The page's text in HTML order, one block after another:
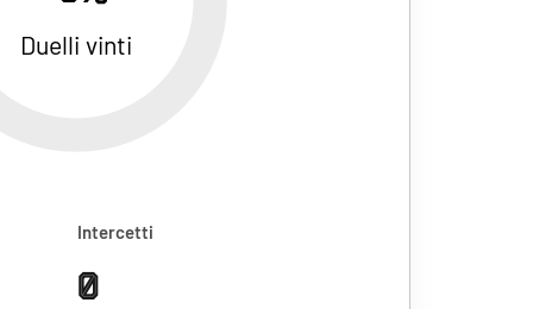
Duelli vinti
Intercetti
0